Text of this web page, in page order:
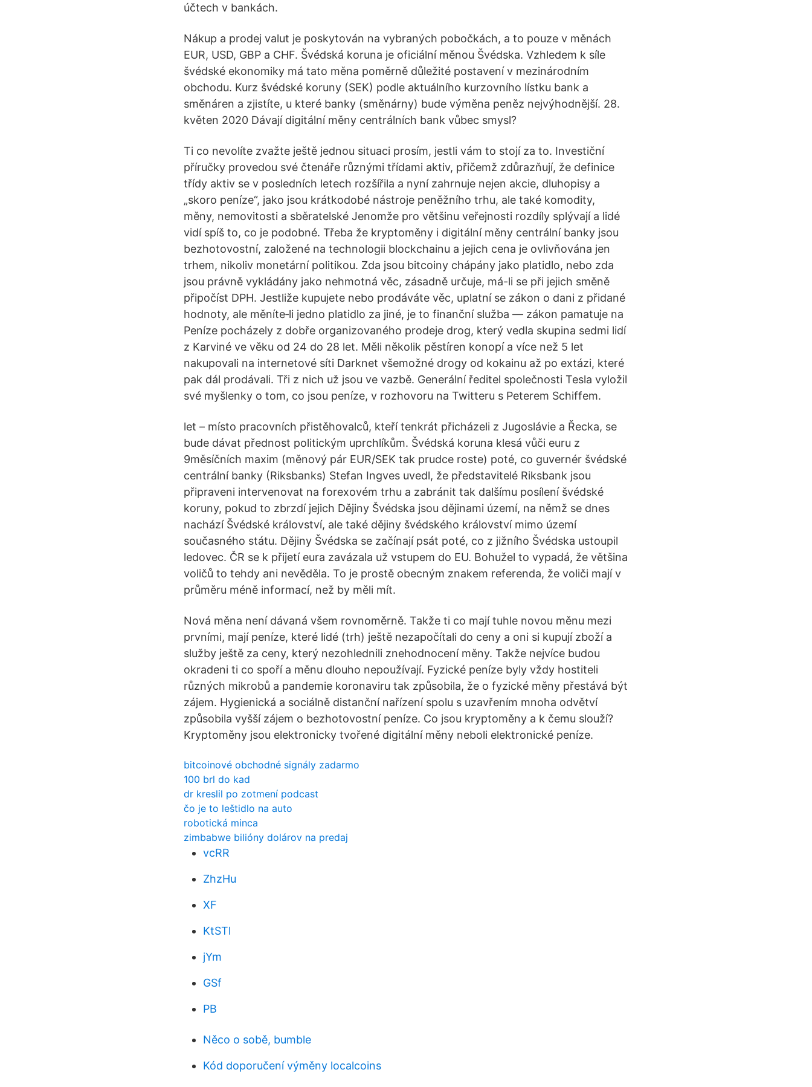
účtech v bankách.
Nákup a prodej valut je poskytován na vybraných pobočkách, a to pouze v měnách
EUR, USD, GBP a CHF. Švédská koruna je oficiální měnou Švédska. Vzhledem k síle
švédské ekonomiky má tato měna poměrně důležité postavení v mezinárodním
obchodu. Kurz švédské koruny (SEK) podle aktuálního kurzovního lístku bank a
směnáren a zjistíte, u které banky (směnárny) bude výměna peněz nejvýhodnější. 28.
květen 2020 Dávají digitální měny centrálních bank vůbec smysl?
Ti co nevolíte zvažte ještě jednou situaci prosím, jestli vám to stojí za to. Investiční
příručky provedou své čtenáře různými třídami aktiv, přičemž zdůrazňují, že definice
třídy aktiv se v posledních letech rozšířila a nyní zahrnuje nejen akcie, dluhopisy a
„skoro peníze“, jako jsou krátkodobé nástroje peněžního trhu, ale také komodity,
měny, nemovitosti a sběratelské Jenomže pro většinu veřejnosti rozdíly splývají a lidé
vidí spíš to, co je podobné. Třeba že kryptoměny i digitální měny centrální banky jsou
bezhotovostní, založené na technologii blockchainu a jejich cena je ovlivňována jen
trhem, nikoliv monetární politikou. Zda jsou bitcoiny chápány jako platidlo, nebo zda
jsou právně vykládány jako nehmotná věc, zásadně určuje, má-li se při jejich směně
připočíst DPH. Jestliže kupujete nebo prodáváte věc, uplatní se zákon o dani z přidané
hodnoty, ale měníte‑li jedno platidlo za jiné, je to finanční služba — zákon pamatuje na
Peníze pocházely z dobře organizovaného prodeje drog, který vedla skupina sedmi lidí
z Karviné ve věku od 24 do 28 let. Měli několik pěstíren konopí a více než 5 let
nakupovali na internetové síti Darknet všemožné drogy od kokainu až po extázi, které
pak dál prodávali. Tři z nich už jsou ve vazbě. Generální ředitel společnosti Tesla vyložil
své myšlenky o tom, co jsou peníze, v rozhovoru na Twitteru s Peterem Schiffem.
let – místo pracovních přistěhovalců, kteří tenkrát přicházeli z Jugoslávie a Řecka, se
bude dávat přednost politickým uprchlíkům. Švédská koruna klesá vůči euru z
9měsíčních maxim (měnový pár EUR/SEK tak prudce roste) poté, co guvernér švédské
centrální banky (Riksbanks) Stefan Ingves uvedl, že představitelé Riksbank jsou
připraveni intervenovat na forexovém trhu a zabránit tak dalšímu posílení švédské
koruny, pokud to zbrzdí jejich Dějiny Švédska jsou dějinami území, na němž se dnes
nachází Švédské království, ale také dějiny švédského království mimo území
současného státu. Dějiny Švédska se začínají psát poté, co z jižního Švédska ustoupil
ledovec. ČR se k přijetí eura zavázala už vstupem do EU. Bohužel to vypadá, že většina
voličů to tehdy ani nevěděla. To je prostě obecným znakem referenda, že voliči mají v
průměru méně informací, než by měli mít.
Nová měna není dávaná všem rovnoměrně. Takže ti co mají tuhle novou měnu mezi
prvními, mají peníze, které lidé (trh) ještě nezapočítali do ceny a oni si kupují zboží a
služby ještě za ceny, který nezohlednili znehodnocení měny. Takže nejvíce budou
okradeni ti co spoří a měnu dlouho nepoužívají. Fyzické peníze byly vždy hostiteli
různých mikrobů a pandemie koronaviru tak způsobila, že o fyzické měny přestává být
zájem. Hygienická a sociálně distanční nařízení spolu s uzavřením mnoha odvětví
způsobila vyšší zájem o bezhotovostní peníze. Co jsou kryptoměny a k čemu slouží?
Kryptoměny jsou elektronicky tvořené digitální měny neboli elektronické peníze.
bitcoinové obchodné signály zadarmo
100 brl do kad
dr kreslil po zotmení podcast
čo je to leštidlo na auto
robotická minca
zimbabwe bilióny dolárov na predaj
vcRR
ZhzHu
XF
KtSTl
jYm
GSf
PB
Něco o sobě, bumble
Kód doporučení výměny localcoins